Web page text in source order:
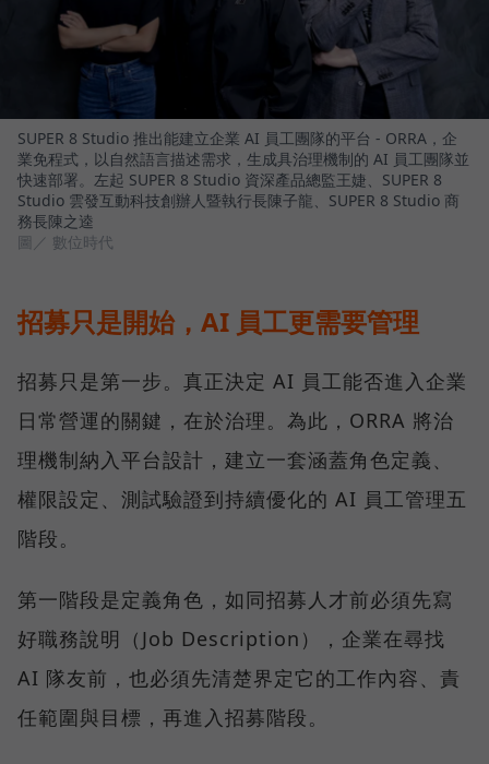
SUPER 8 Studio 推出能建立企業 AI 員工團隊的平台 - ORRA，企
業免程式，以自然語言描述需求，生成具治理機制的 AI 員工團隊並
快速部署。左起 SUPER 8 Studio 資深產品總監王婕、SUPER 8
Studio 雲發互動科技創辦人暨執行長陳子龍、SUPER 8 Studio 商
務長陳之逵
圖／ 數位時代
招募只是開始，AI 員工更需要管理
招募只是第一步。真正決定 AI 員工能否進入企業
日常營運的關鍵，在於治理。為此，ORRA 將治
理機制納入平台設計，建立一套涵蓋角色定義、
權限設定、測試驗證到持續優化的 AI 員工管理五
階段。
第一階段是定義角色，如同招募人才前必須先寫
好職務說明（Job Description），企業在尋找
AI 隊友前，也必須先清楚界定它的工作內容、責
任範圍與目標，再進入招募階段。